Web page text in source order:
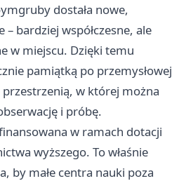
dostała nowe,
bardziej współczesne, ale
w miejscu. Dzięki temu
pamiątką po przemysłowej
przestrzenią, w której można
i próbę.
w ramach dotacji
wyższego. To właśnie
by małe centra nauki poza